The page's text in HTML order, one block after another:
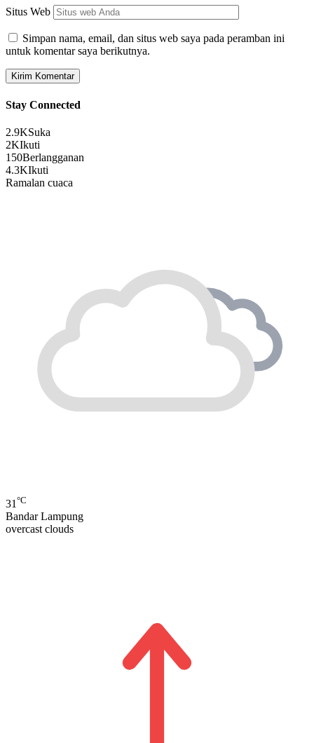
Situs Web
Simpan nama, email, dan situs web saya pada peramban ini
untuk komentar saya berikutnya.
Stay Connected
2.9KSuka
2KIkuti
150Berlangganan
4.3KIkuti
Ramalan cuaca
31 °C
Bandar Lampung
overcast clouds